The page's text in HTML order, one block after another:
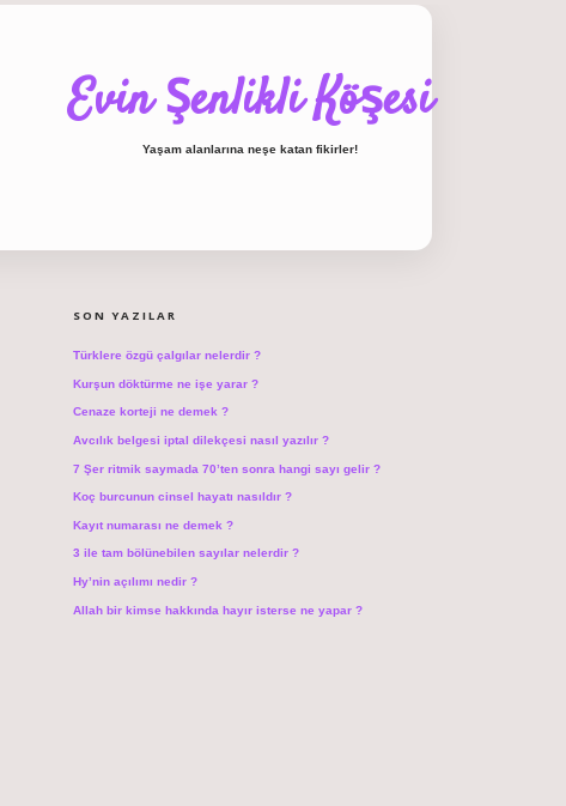
Evin Şenlikli Köşesi
Yaşam alanlarına neşe katan fikirler!
SON YAZILAR
Türklere özgü çalgılar nelerdir ?
Kurşun döktürme ne işe yarar ?
Cenaze korteji ne demek ?
Avcılık belgesi iptal dilekçesi nasıl yazılır ?
7 Şer ritmik saymada 70’ten sonra hangi sayı gelir ?
Koç burcunun cinsel hayatı nasıldır ?
Kayıt numarası ne demek ?
3 ile tam bölünebilen sayılar nelerdir ?
Hy’nin açılımı nedir ?
Allah bir kimse hakkında hayır isterse ne yapar ?